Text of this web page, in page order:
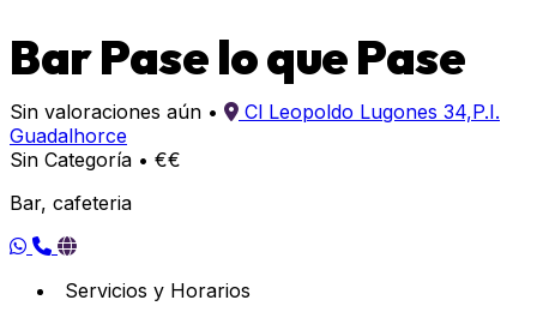
Bar Pase lo que Pase
Sin valoraciones aún •
Cl Leopoldo Lugones 34,P.I.
Guadalhorce
Sin Categoría • €€
Bar, cafeteria
Servicios y Horarios